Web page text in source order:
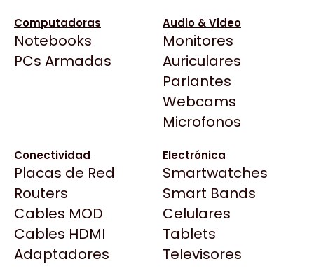
Computadoras
Notebooks
PCs Armadas
Audio & Video
Monitores
Auriculares
Parlantes
Webcams
Microfonos
Conectividad
Placas de Red
Routers
Cables MOD
Cables HDMI
Adaptadores
Electrónica
Smartwatches
Smart Bands
Celulares
Tablets
Televisores
BenQ
CX
Cooler Master
Deepcool
Dell
EVGA
Gamemax
Genesis
Genius
Todas las Tiendas
Click Gaming
Compufan Store
Dinobyte
Full H4rd
Gaming City
Gezatek
Ver producto en la página de Mexx